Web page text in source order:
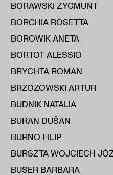
BORAWSKI ZYGMUNT
BORCHIA ROSETTA
BOROWIK ANETA
BORTOT ALESSIO
BRYCHTA ROMAN
BRZOZOWSKI ARTUR
BUDNIK NATALIA
BURAN DUŠAN
BURNO FILIP
BURSZTA WOJCIECH
BUSER BARBARA